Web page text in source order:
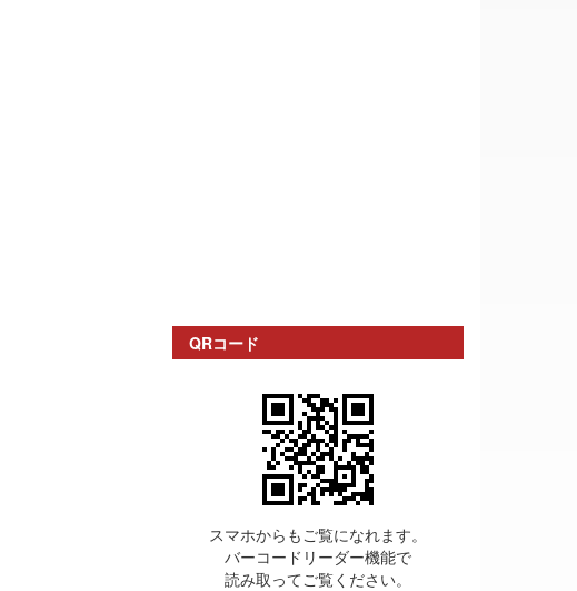
QRコード
スマホからもご覧になれます。
バーコードリーダー機能で
読み取ってご覧ください。